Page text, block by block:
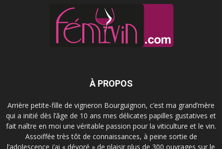
À PROPOS
Arrière petite-fille de vigneron Bourguignon, c’est ma grand’mère
qui a initié dès l’âge de 10 ans mes délicates papilles gustatives et
fait naître en moi une véritable passion pour la viticulture et le vin.
Assoiffée très tôt de connaissances, à peine sortie de
l’adolescence j’ai « dévoré » de plaisir plus de 300 ouvrages sur le